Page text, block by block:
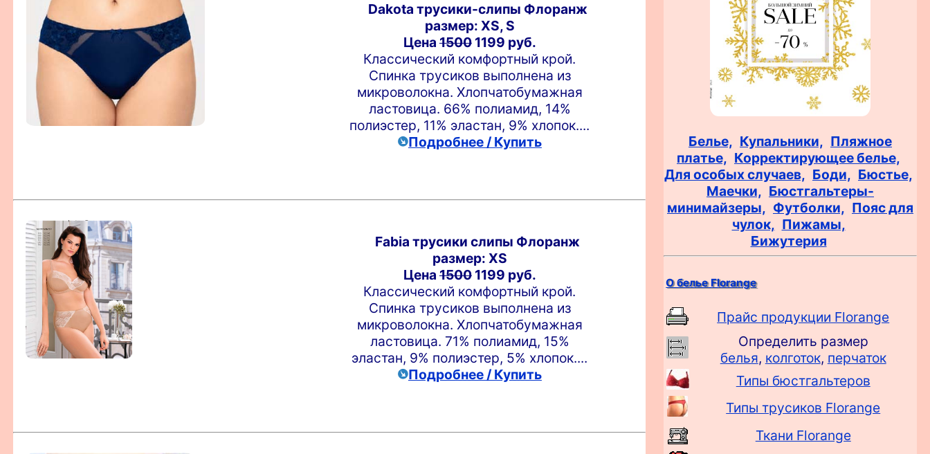
Dakota трусики-слипы Флоранж
размер: XS, S
Цена 15001199 руб.
Классический комфортный крой.
Спинка трусиков выполнена из
микроволокна. Хлопчатобумажная
ластовица. 66% полиамид, 14%
полиэстер, 11% эластан, 9% хлопок....
Подробнее / Купить
Fabia трусики слипы Флоранж
размер: XS
Цена 15001199 руб.
Классический комфортный крой.
Спинка трусиков выполнена из
микроволокна. Хлопчатобумажная
ластовица. 71% полиамид, 15%
эластан, 9% полиэстер, 5% хлопок....
Подробнее / Купить
Белье, Купальники, Пляжное
платье, Корректирующее белье,
Для особых случаев, Боди, Бюстье,
Маечки, Бюстгальтеры-
минимайзеры, Футболки, Пояс для
чулок, Пижамы,
Бижутерия
О белье Florange
Прайс продукции Florange
Определить размер
белья, колготок, перчаток
Типы бюстгальтеров
Типы трусиков Florange
Ткани Florange